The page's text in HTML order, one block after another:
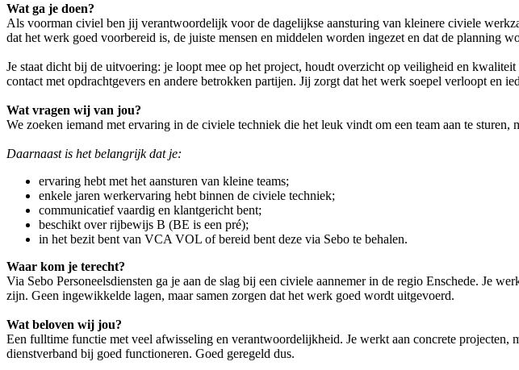
Wat ga je doen?
Als voorman civiel ben jij verantwoordelijk voor de dagelijkse aansturing van kleinere civiele
dat het werk goed voorbereid is, de juiste mensen en middelen worden ingezet en dat de planning
Je staat dicht bij de uitvoering: je loopt mee op het project, houdt overzicht op veiligheid en
contact met opdrachtgevers en andere betrokken partijen. Jij zorgt dat het werk soepel verloopt en
Wat vragen wij van jou?
We zoeken iemand met ervaring in de civiele techniek die het leuk vindt om een team aan te
Daarnaast is het belangrijk dat je:
ervaring hebt met het aansturen van kleine teams;
enkele jaren werkervaring hebt binnen de civiele techniek;
communicatief vaardig en klantgericht bent;
beschikt over rijbewijs B (BE is een pré);
in het bezit bent van VCA VOL of bereid bent deze via Sebo te behalen.
Waar kom je terecht?
Via Sebo Personeelsdiensten ga je aan de slag bij een civiele aannemer in de regio Enschede. Je
zijn. Geen ingewikkelde lagen, maar samen zorgen dat het werk goed wordt uitgevoerd.
Wat beloven wij jou?
Een fulltime functie met veel afwisseling en verantwoordelijkheid. Je werkt aan concrete projecten,
dienstverband bij goed functioneren. Goed geregeld dus.